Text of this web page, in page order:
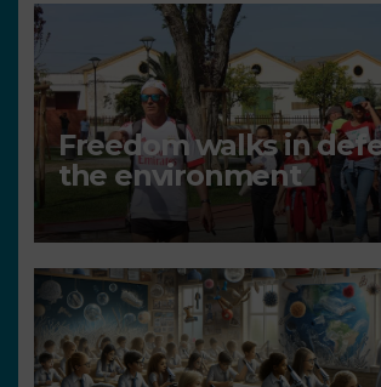
Freedom walks in
the environment